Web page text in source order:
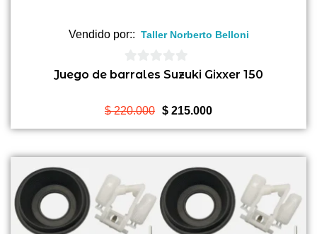
Vendido por:: Taller Norberto Belloni
0
5
Juego de barrales Suzuki Gixxer 150
$220.000 El
precio
$ 220.000.
$ 215.000El
precio
$ 215.000.